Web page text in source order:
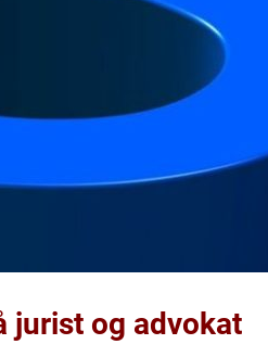
jurist og advokat